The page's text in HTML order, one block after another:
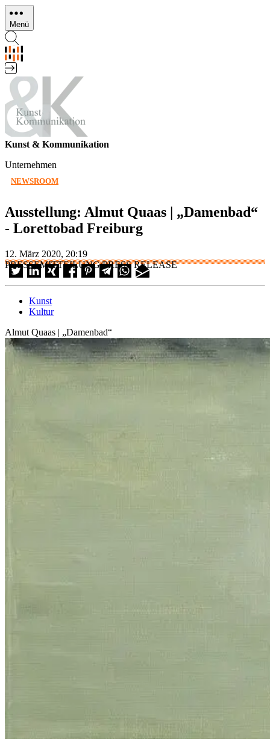
Direkt
zum
Inhalt
Menü
Kunst & Kommunikation
Unternehmen
NEWSROOM
Ausstellung: Almut Quaas | „Damenbad“
- Lorettobad Freiburg
12. März 2020, 20:19
PRESSEMITTEILUNG/PRESS RELEASE
Kunst
Kultur
Almut Quaas | „Damenbad“